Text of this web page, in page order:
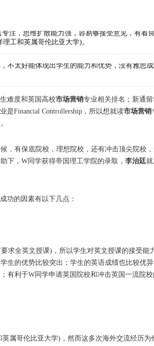
注，思维扩散能力强，容易够接受意见，有着
工和英属哥伦比亚大学)。
不太好能体现出学生的能力和优势，没有雅思成
难度和英国高校市场营销专业相关排名；新通
Financial Controllership，所以想就读市场营销
，有保底院校，理想院校，还有冲击顶尖院校
下，W同学获得帝国理工学院的录取， 李治廷就
功的因素有以下几点：
求全英文授课)，所以学生对英文授课的接受能
生的优势比较突出；学生的英语成绩也比较优
有利于W同学申请英国院校和冲击英国一流院
属哥伦比亚大学)，然而这多次海外交流经历为